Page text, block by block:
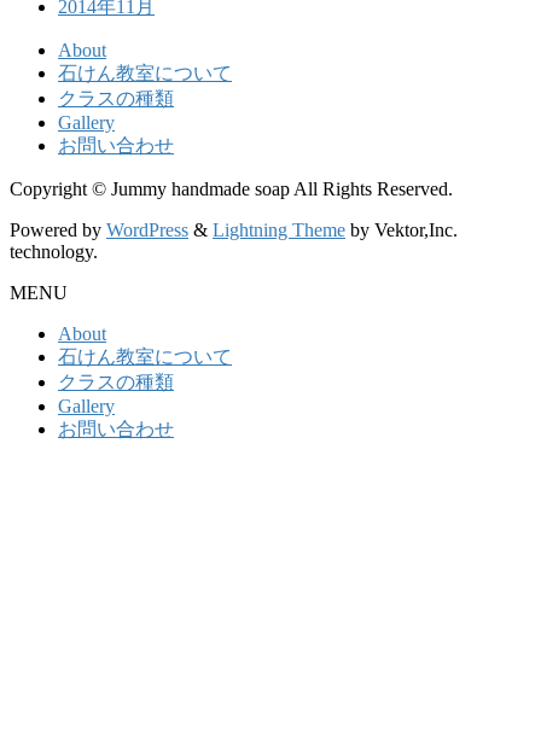
2014年11月
About
石けん教室について
クラスの種類
Gallery
お問い合わせ
Copyright © Jummy handmade soap All Rights Reserved.
Powered by WordPress & Lightning Theme by Vektor,Inc.
technology.
MENU
About
石けん教室について
クラスの種類
Gallery
お問い合わせ